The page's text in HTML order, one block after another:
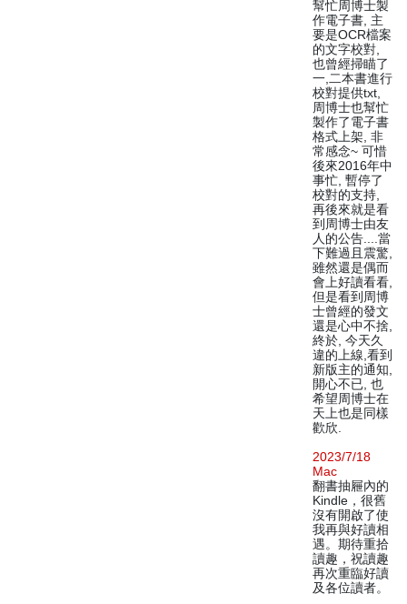
幫忙周博士製
作電子書, 主
要是OCR檔案
的文字校對,
也曾經掃瞄了
一,二本書進行
校對提供txt,
周博士也幫忙
製作了電子書
格式上架, 非
常感念~ 可惜
後來2016年中
事忙, 暫停了
校對的支持,
再後來就是看
到周博士由友
人的公告....當
下難過且震驚,
雖然還是偶而
會上好讀看看,
但是看到周博
士曾經的發文
還是心中不捨,
終於, 今天久
違的上線,看到
新版主的通知,
開心不已, 也
希望周博士在
天上也是同樣
歡欣.
2023/7/18
Mac
翻書抽屜內的
Kindle，很舊
沒有開啟了使
我再與好讀相
遇。期待重拾
讀趣，祝讀趣
再次重臨好讀
及各位讀者。